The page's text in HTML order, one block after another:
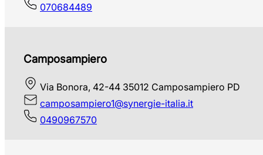
070684489
Camposampiero
Via Bonora, 42-44 35012 Camposampiero PD
camposampiero1@synergie-italia.it
0490967570